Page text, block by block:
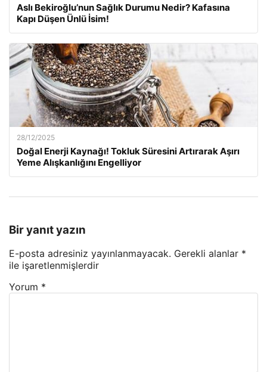
Aslı Bekiroğlu’nun Sağlık Durumu Nedir? Kafasına
Kapı Düşen Ünlü İsim!
28/12/2025
Doğal Enerji Kaynağı! Tokluk Süresini Artırarak Aşırı
Yeme Alışkanlığını Engelliyor
Bir yanıt yazın
E-posta adresiniz yayınlanmayacak. Gerekli alanlar *
ile işaretlenmişlerdir
Yorum *